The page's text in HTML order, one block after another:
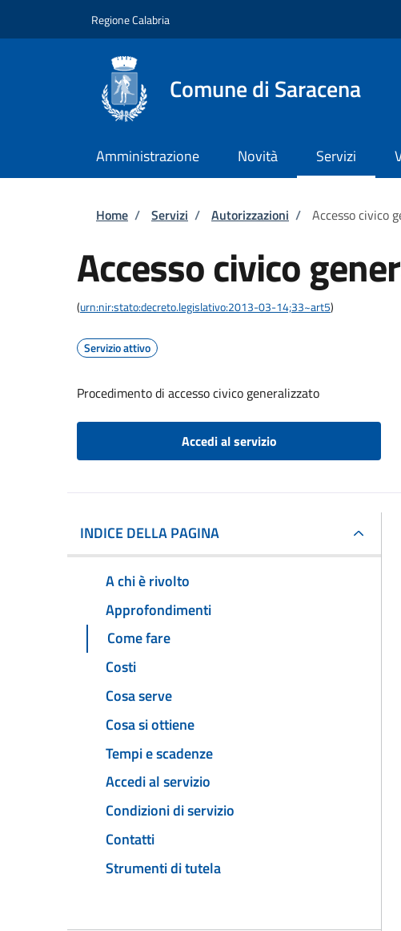
Regione Calabria
Comune di Saracena
Amministrazione Novità Servizi
Briciole di pane
Home / Servizi / Autorizzazioni / Accesso civico
Accesso civico
(urn:nir:stato:decreto.legislativo:2013-03-14;33~art5)
Servizio attivo
Procedimento di accesso civico generalizzato
Accedi al servizio
INDICE DELLA PAGINA
A chi è rivolto
Approfondimenti
Come fare
Costi
Cosa serve
Cosa si ottiene
Tempi e scadenze
Accedi al servizio
Condizioni di servizio
Contatti
Strumenti di tutela